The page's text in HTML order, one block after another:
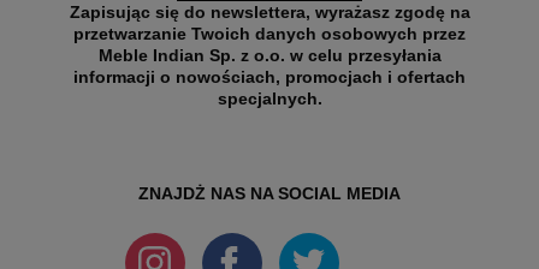
Zapisując się do newslettera, wyrażasz zgodę na
przetwarzanie Twoich danych osobowych przez
Meble Indian Sp. z o.o. w celu przesyłania
informacji o nowościach, promocjach i ofertach
specjalnych.
ZNAJDŻ NAS NA SOCIAL MEDIA